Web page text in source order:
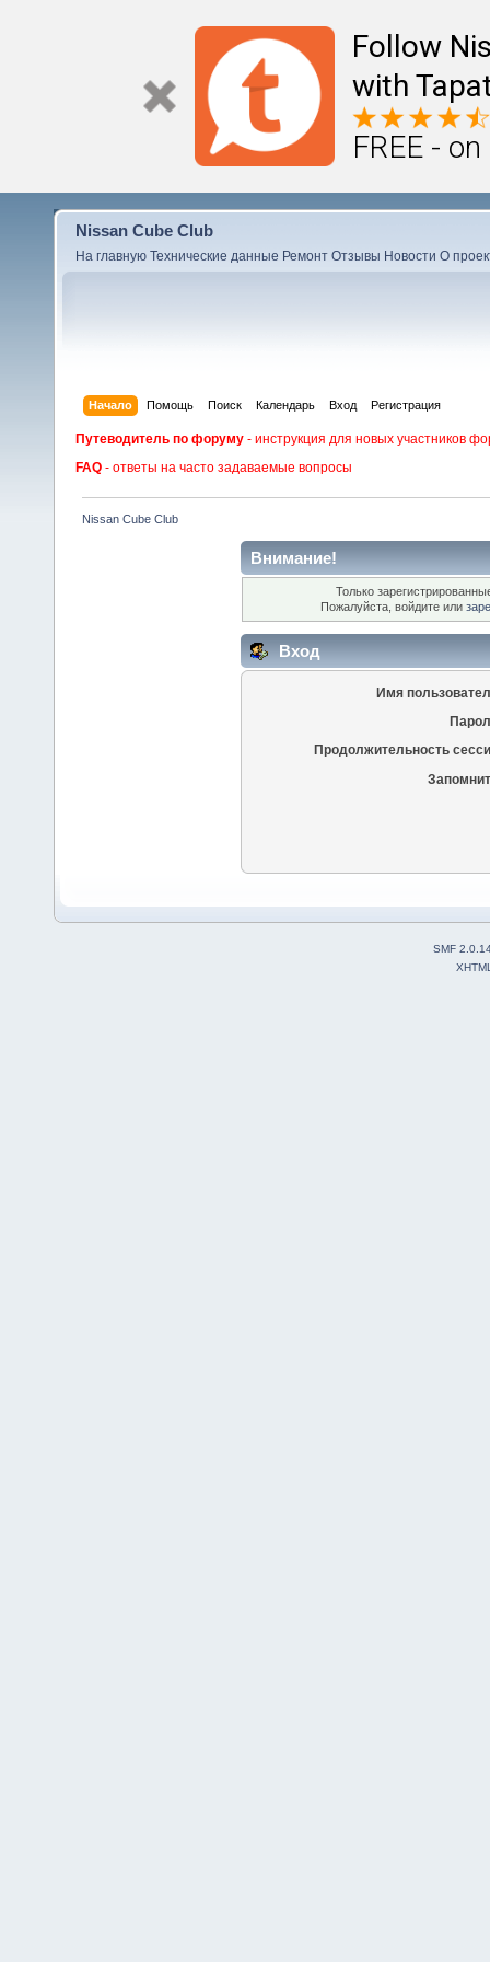
Follow
with
FREE -
Nissan Cube Club
На главную Технические данные Ремонт Отзывы Новости О
Начало Помощь Поиск Календарь Вход Регистрация
Путеводитель по форуму - инструкция для новых участников
FAQ - ответы на часто задаваемые вопросы
Nissan Cube Club
Внимание!
Только
Пожалуйста, войдите или
Вход
Имя
Продолжительность
SMF